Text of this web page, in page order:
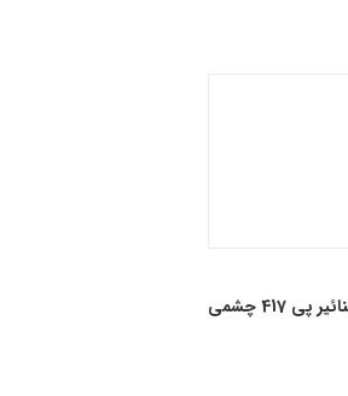
پی 417 چشمی